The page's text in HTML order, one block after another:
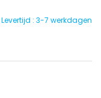
Levertijd : 3-7 werkdagen